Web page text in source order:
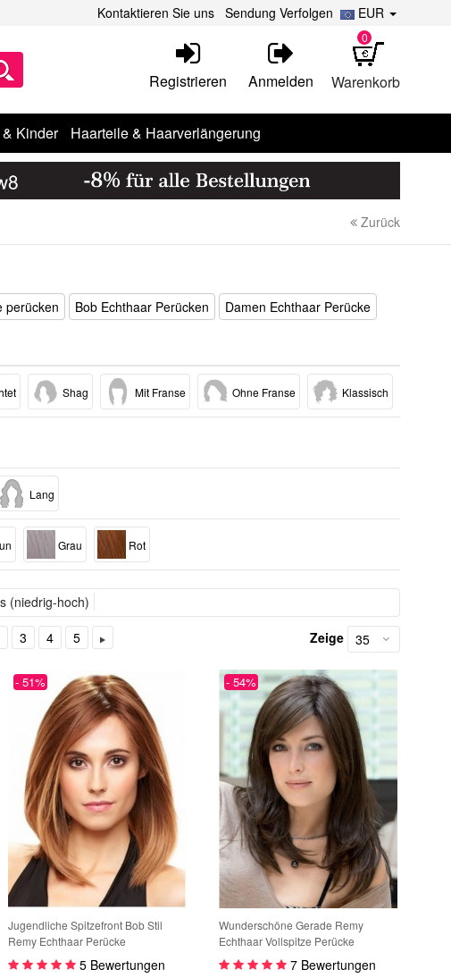
EUR
Kontaktieren Sie uns Sendung Verfolgen
Warenkorb
0
Registrieren Anmelden
Kinder Haarteile & Haarverlängerung
Zurück
perücken Bob Echthaar Perücken
Damen Echthaar Perücke
Shag Mit Franse Ohne Franse Klassisch
Lang
Grau Rot
(niedrig-hoch)
Zeige
3 4 5
Jugendliche Spitzefront Bob Stil
Remy Echthaar Perücke
5 Bewertungen
- 51%
Wunderschöne Gerade Remy
Echthaar Vollspitze Perücke
7 Bewertungen
- 54%